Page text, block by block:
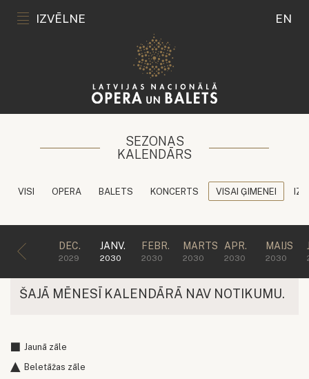
IZVĒLNE EN
SEZONAS
KALENDĀRS
VISI OPERA BALETS KONCERTS VISAI ĢIMENEI
DEC.
2029
JANV.
2030
FEBR.
2030
MARTS
2030
APR.
2030
MAIJS
2030
ŠAJĀ MĒNESĪ KALENDĀRĀ NAV NOTIKUMU.
Jaunā zāle
Beletāžas zāle